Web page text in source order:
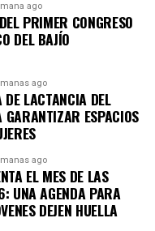
ago
PRIMER CONGRESO
DEL BAJÍO
ago
LACTANCIA DEL
GARANTIZAR ESPACIOS
ago
EL MES DE LAS
UNA AGENDA PARA
DEJEN HUELLA